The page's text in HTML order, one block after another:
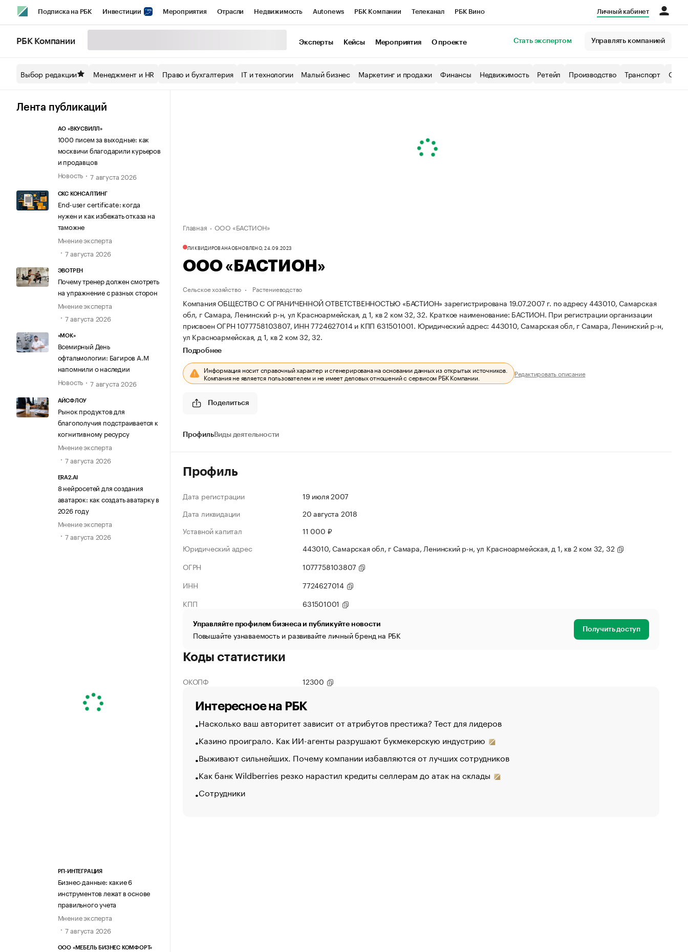
Подписка на РБК Инвестиции Мероприятия Отрасли Недвижимость Autonews РБК Компании Телеканал РБК Вино
Спецпроекты СПб Конференции СПб Спецпроекты Экономика Бизнес
Технологии и медиа
Личный кабинет
РБК Компании Эксперты Кейсы Мероприятия О проекте Стать экспертом Управлять компанией
Выбор редакции Менеджмент и HR Право и бухгалтерия IT и технологии Малый бизнес Маркетинг и продажи Финансы Недвижимость Ретейл Производство Транспорт
Лента публикаций
АО «ВКУСВИЛЛ»
1000 писем за выходные: как
москвичи благодарили курьеров
и продавцов
Новость
7 августа 2026
СКС КОНСАЛТИНГ
End-user certificate: когда
нужен и как избежать отказа на
таможне
Мнение эксперта
7 августа 2026
ЭВОТРЕН
Почему тренер должен смотреть
на упражнение с разных сторон
Мнение эксперта
7 августа 2026
«МОК»
Всемирный День
офтальмологии: Багиров А.М
напомнили о наследии
Новость
7 августа 2026
АЙСФЛОУ
Рынок продуктов для
благополучия подстраивается к
когнитивному ресурсу
Мнение эксперта
7 августа 2026
ERA2.AI
8 нейросетей для создания
аватарок: как создать аватарку в
2026 году
Мнение эксперта
7 августа 2026
РП-ИНТЕГРАЦИЯ
Бизнес-данные: какие 6
инструментов лежат в основе
правильного учета
Мнение эксперта
7 августа 2026
ООО «МЕБЕЛЬ БИЗНЕС КОМФОРТ»
Главная ООО «БАСТИОН»
ЛИКВИДИРОВАНАОБНОВЛЕНО, 24.09.2023
ООО «БАСТИОН»
Сельское хозяйство Растениеводство
Компания ОБЩЕСТВО С ОГРАНИЧЕННОЙ ОТВЕТСТВЕННОСТЬЮ «БАСТИОН» зарегистрирована 19.07.2007 г. по адресу 443010, Самарская
обл, г Самара, Ленинский р-н, ул Красноармейская, д 1, кв 2 ком 32, 32. Краткое наименование: БАСТИОН. При регистрации организации
присвоен ОГРН 1077758103807, ИНН 7724627014 и КПП 631501001. Юридический адрес: 443010, Самарская обл, г Самара, Ленинский р-н,
ул Красноармейская, д 1, кв 2 ком 32, 32.
Подробнее
Информация носит справочный характер и сгенерирована на основании данных из открытых источников.
Компания не является пользователем и не имеет деловых отношений с сервисом РБК Компании. Редактировать описание
Поделиться
ПрофильВиды деятельности
Профиль
Дата регистрации
19 июля 2007
Дата ликвидации
20 августа 2018
Уставной капитал
11 000 ₽
Юридический адрес
443010, Самарская обл, г Самара, Ленинский р-н, ул Красноармейская, д 1, кв 2 ком 32, 32
ОГРН
1077758103807
ИНН
7724627014
КПП
631501001
Управляйте профилем бизнеса и публикуйте новости
Повышайте узнаваемость и развивайте личный бренд на РБК Получить доступ
Коды статистики
ОКОПФ 12300
Интересное на РБК
Насколько ваш авторитет зависит от атрибутов престижа? Тест для лидеров
Казино проиграло. Как ИИ-агенты разрушают букмекерскую индустрию
Выживают сильнейших. Почему компании избавляются от лучших сотрудников
Как банк Wildberries резко нарастил кредиты селлерам до атак на склады
Сотрудники